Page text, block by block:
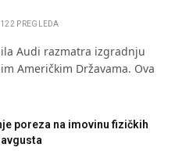
122 PREGLEDA
Audi razmatra izgradnju
Američkim Državama. Ova
poreza na imovinu fizičkih